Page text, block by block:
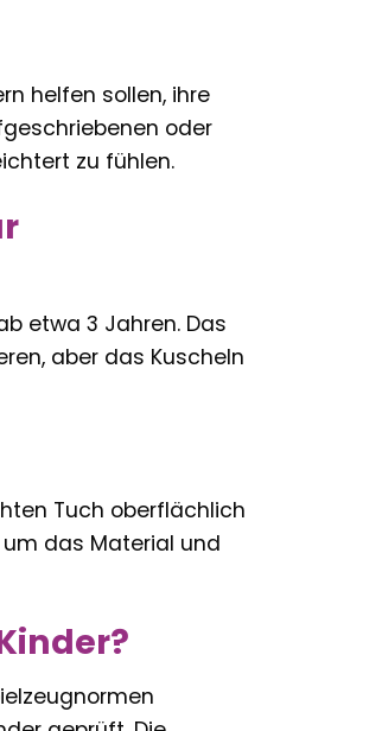
helfen sollen, ihre
oder
zu fühlen.
etwa 3 Jahren. Das
aber das Kuscheln
Tuch oberflächlich
das Material und